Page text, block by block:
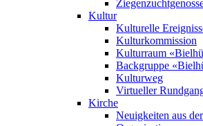
Kultur
Kulturelle
Kulturkommission
Kulturraum
Backgruppe
Kulturweg
Virtueller
Kirche
Neuigkeiten aus